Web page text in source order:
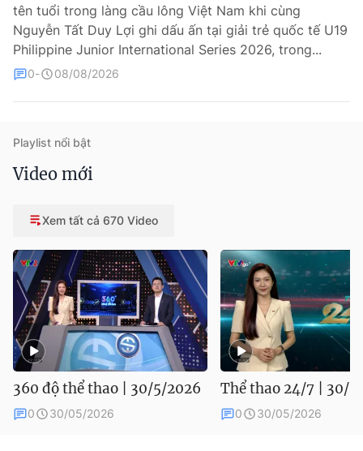
tên tuổi trong làng cầu lông Việt Nam khi cùng
Nguyễn Tất Duy Lợi ghi dấu ấn tại giải trẻ quốc tế U19
Philippine Junior International Series 2026, trong...
0 08/08/2026
Playlist nổi bật
Video mới
Xem tất cả 670 Video
360 độ thể thao | 30/5/2026
0 30/05/2026
Thể thao 24/7 | 30/
0 30/05/2026